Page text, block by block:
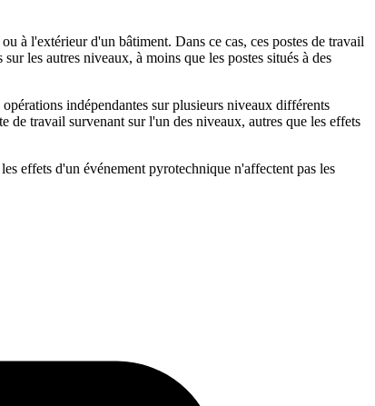
à l'extérieur d'un bâtiment. Dans ce cas, ces postes de travail
les autres niveaux, à moins que les postes situés à des
indépendantes sur plusieurs niveaux différents
de travail survenant sur l'un des niveaux, autres que les effets
effets d'un événement pyrotechnique n'affectent pas les